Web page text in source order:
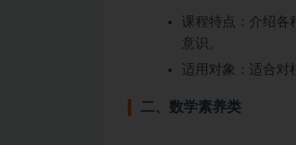
课程特点：介绍各
意识。
适用对象：适合对
二、数学素养类